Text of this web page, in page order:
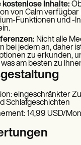
Inhalte:
von Calm verfügbar
Funktionen und -
Nicht alle
bei jedem an, daher
zu erkunden,
am besten zu
eingeschränkter
Schlafgeschichten
14,99 USD/